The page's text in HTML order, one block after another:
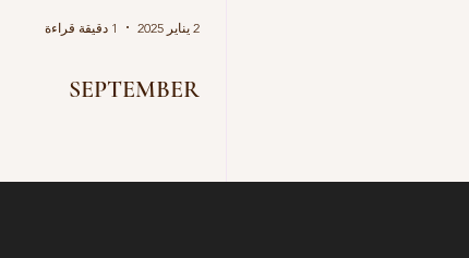
2 يناير 2025 1 دقيقة قراءة
SEPTEMBER